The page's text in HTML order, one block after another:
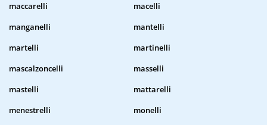
maccarelli
macelli
manganelli
mantelli
martelli
martinelli
mascalzoncelli
masselli
mastelli
mattarelli
menestrelli
monelli